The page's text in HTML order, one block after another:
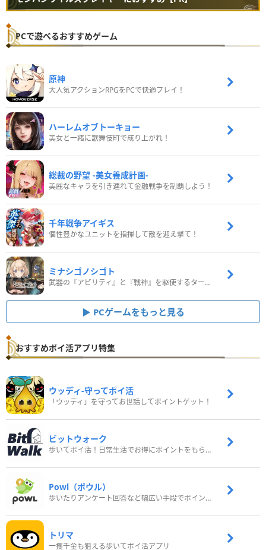
PCで遊べるおすすめゲーム
原神
大人気アクションRPGをPCで快適プレイ！
ハーレムオブトーキョー
美女と一緒に歌舞伎町で成り上がれ！
総裁の野望 -美女養成計画-
美麗なキャラを引き連れて金融戦争を制覇しよう！
千年戦争アイギス
個性豊かなユニットを指揮して敵を迎え撃て！
ミナシゴノシゴト
武器の『アビリティ』と『戦神』を駆使するターン制コマンドバトルRPG！
PCゲームをもっと見る
おすすめポイ活アプリ特集
ウッディ‐守ってポイ活
「ウッディ」を守ってお世話してポイントゲット！
ビットウォーク
歩いてポイ活！日常生活でお得にポイントをもらおう
Powl（ポウル）
歩いたりアンケート回答など幅広い手段でポイントをゲット
トリマ
一攫千金も狙える歩いてポイ活アプリ